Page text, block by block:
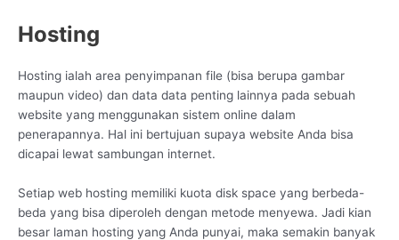
Hosting
Hosting ialah area penyimpanan file (bisa berupa gambar
maupun video) dan data data penting lainnya pada sebuah
website yang menggunakan sistem online dalam
penerapannya. Hal ini bertujuan supaya website Anda bisa
dicapai lewat sambungan internet.
Setiap web hosting memiliki kuota disk space yang berbeda-
beda yang bisa diperoleh dengan metode menyewa. Jadi kian
besar laman hosting yang Anda punyai, maka semakin banyak